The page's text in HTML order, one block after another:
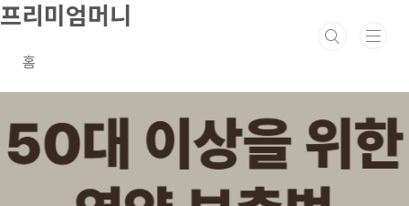
본문 바로가기
프리미엄머니
홈